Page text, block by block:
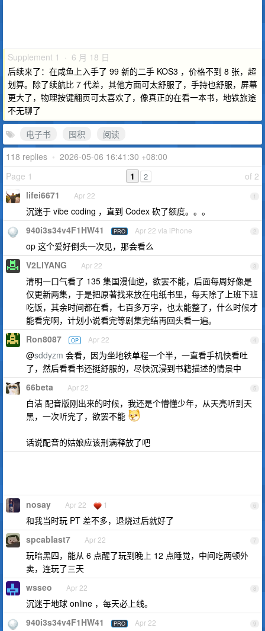
Supplement 1 · 6 月 18 日
后续来了：在咸鱼上入手了 99 新的二手 KOS3 ，价格不到 8 张，超
划算。除了续航比 7 代差，其他方面可太舒服了，手持也舒服，屏幕
更大了，物理按键翻页可太喜欢了，像真正的在看一本书，地铁旅途
不无聊了
电子书
囤积
阅读
118 replies • 2026-05-06 16:41:30 +08:00
Page 1
of 2
1 2
1
lifei6671 Apr 22
沉迷于 vibe coding ，直到 Codex 砍了额度。。。
2
940i3s34v4F1HW41 PRO Apr 22 via iPhone
op 这个爱好倒头一次见，那会看么
3
V2LIYANG Apr 22
清明一口气看了 135 集国漫仙逆，欲罢不能，后面每周好像是
仅更新两集，于是把原著找来放在电纸书里，每天除了上班下班
吃饭，其余时间都在看，七百多万字，也太能整了，什么时候才
能看完啊，计划小说看完等剧集完结再回头看一遍。
4
Ron8087 OP Apr 22
@sddyzm 会看，因为坐地铁单程一个半，一直看手机快看吐
了，然后看看书还挺舒服的，尽快沉浸到书籍描述的情景中
5
66beta Apr 22
白洁 配音版刚出来的时候，我还是个懵懂少年，从天亮听到天
黑，一次听完了，欲罢不能
话说配音的姑娘应该刑满释放了吧
6
nosay Apr 22 1
和我当时玩 PT 差不多，退烧过后就好了
7
spcablast7 Apr 22
玩暗黑四，能从 6 点醒了玩到晚上 12 点睡觉，中间吃两顿外
卖，连玩了三天
8
wsseo Apr 22
沉迷于地球 online ，每天必上线。
9
940i3s34v4F1HW41 PRO Apr 22